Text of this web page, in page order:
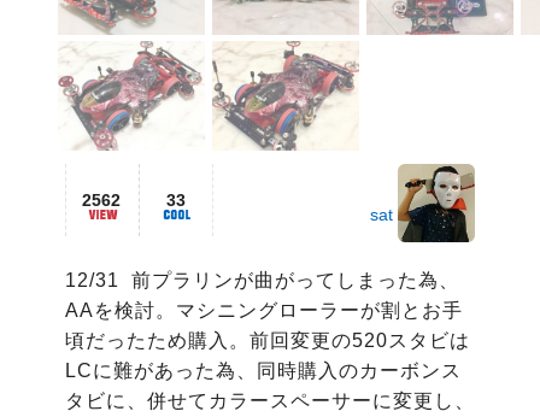
2562 33
sat
12/31  前プラリンが曲がってしまった為、
AAを検討。マシニングローラーが割とお手
頃だったため購入。前回変更の520スタビは
LCに難があった為、同時購入のカーボンス
タビに、併せてカラースペーサーに変更し、